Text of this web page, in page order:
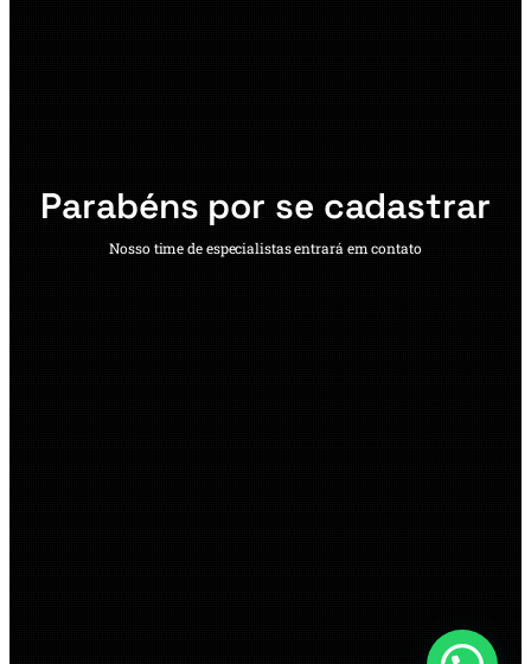
Parabéns por se cadastrar
Nosso time de especialistas entrará em contato